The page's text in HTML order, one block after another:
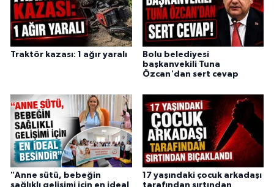
Traktör kazası: 1 ağır yaralı
Bolu belediyesi
başkanvekili Tuna
Özcan'dan sert cevap
"Anne sütü, bebeğin
sağlıklı gelişimi için en ideal
17 yaşındaki çocuk arkadaşı
tarafından sırtından